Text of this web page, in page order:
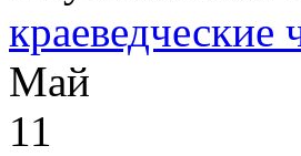
краеведческие
Май
11